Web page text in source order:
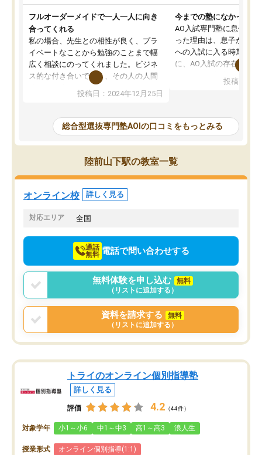
フルオーダーメイドで一人一人に向き
合ってくれる
私の場合、先生との相性が良く、プラ
イベートなことから勉強のことまで幅
広く相談にのってくれました。ビジネ
ス的な付き合いでなく、その人の人間
性までを適切に把握し、むきあってい
るなぁと強く感じることできました。
と相談すると、他の先生も紹介してく
ださり、客観的なアドバイスもいただ
くことができました（志望理由・自己
PR等の添削において）。そして、なに
より自習室が解放されている点がよか
ったです。友達と好きな時間に自習
し、お互いを高めあえる環境がありま
投稿日：2024年12月25日
今までの塾になかった
AO入試専門塾に息子を
った理由は、息子が高校
への入試に入る時期に差
に、AO入試の存在を息
たことから、AOIに入塾
で、AO入試を改めて知
それに対しての具体的な
ことでした。更に子供の
る適正等についても詳し
でき、メンターの方々も
けてらっしゃいますので
投稿日：
総合型選抜専門塾AOIの口コミをもっとみる
陸前山下駅の教室一覧
オンライン校 詳しく見る
対応エリア 全国
通話
無料 電話で問い合わせする
無料体験を申し込む
無料
（リストに追加する）
資料を請求する
無料
（リストに追加する）
トライのオンライン個別指導塾
詳しく見る
評価 4.2 （44件）
対象学年 小1～小6 中1～中3 高1～高3 浪人生
授業形式 オンライン個別指導(1:1)